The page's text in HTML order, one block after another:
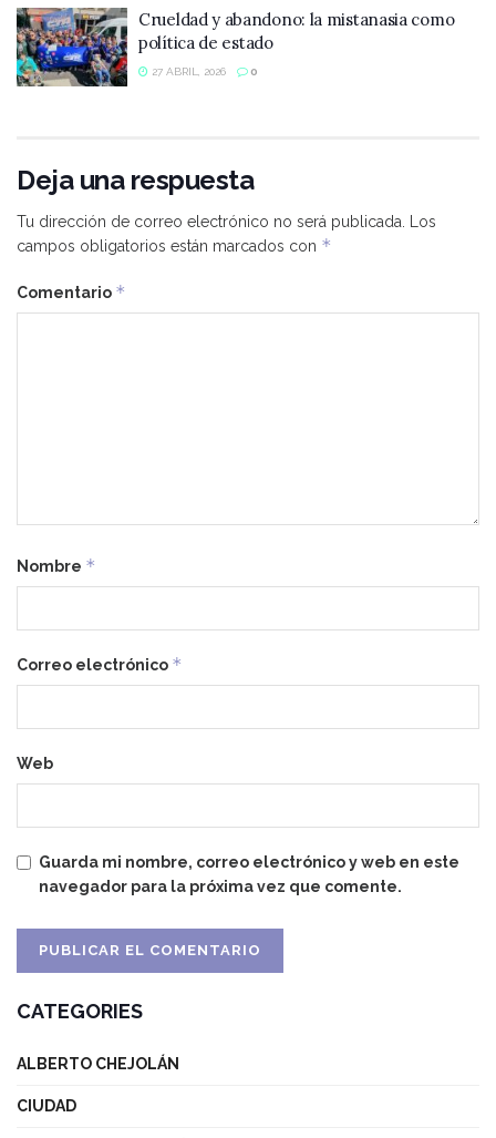
Crueldad y abandono: la mistanasia como
política de estado
27 ABRIL, 2026 0
Deja una respuesta
Tu dirección de correo electrónico no será publicada. Los
campos obligatorios están marcados con *
Comentario *
Nombre *
Correo electrónico *
Web
Guarda mi nombre, correo electrónico y web en este
navegador para la próxima vez que comente.
CATEGORIES
ALBERTO CHEJOLÁN
CIUDAD